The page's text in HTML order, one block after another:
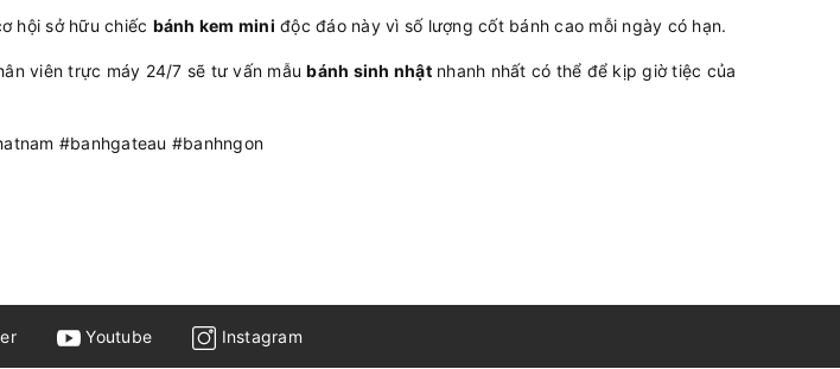
hội sở hữu chiếc bánh kem mini độc đáo này vì số lượng cốt bánh cao mỗi ngày có hạn.
viên trực máy 24/7 sẽ tư vấn mẫubánh sinh nhậtnhanh nhất có thể để kịp giờ tiệc của
#banhgateau #banhngon
Youtube Instagram